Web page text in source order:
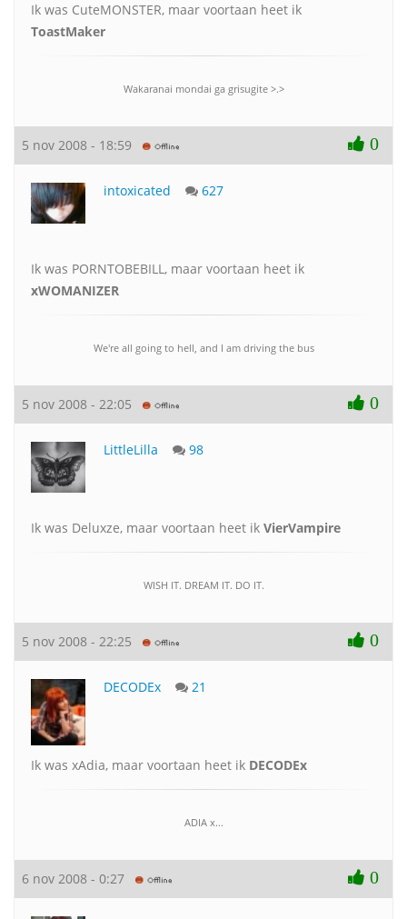
Ik was CuteMONSTER, maar voortaan heet ik
ToastMaker
Wakaranai mondai ga grisugite >.>
5 nov 2008 - 18:59 0
intoxicated 627
Ik was PORNTOBEBILL, maar voortaan heet ik
xWOMANIZER
We're all going to hell, and I am driving the bus
5 nov 2008 - 22:05 0
LittleLilla 98
Ik was Deluxze, maar voortaan heet ik VierVampire
WISH IT. DREAM IT. DO IT.
5 nov 2008 - 22:25 0
DECODEx 21
Ik was xAdia, maar voortaan heet ik DECODEx
ADIA x...
6 nov 2008 - 0:27 0